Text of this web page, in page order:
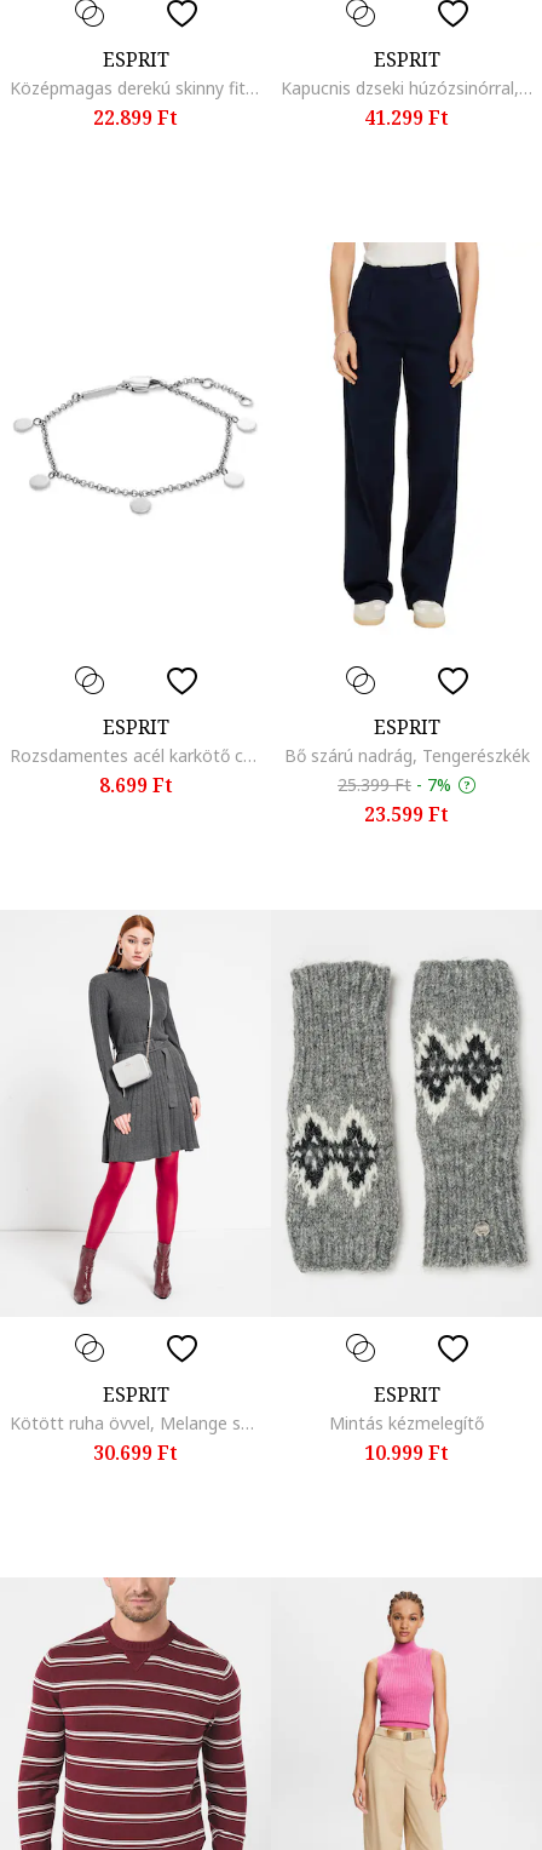
ESPRIT
Középmagas derekú skinny fit farmernadrág, Sötétkék
22.899 Ft
ESPRIT
Kapucnis dzseki húzózsinórral, Tevebarna
41.299 Ft
ESPRIT
Rozsdamentes acél karkötő charmokkal
8.699 Ft
ESPRIT
Bő szárú nadrág, Tengerészkék
25.399 Ft - 7%
23.599 Ft
ESPRIT
Kötött ruha övvel, Melange sötétszürke
30.699 Ft
ESPRIT
Mintás kézmelegítő
10.999 Ft